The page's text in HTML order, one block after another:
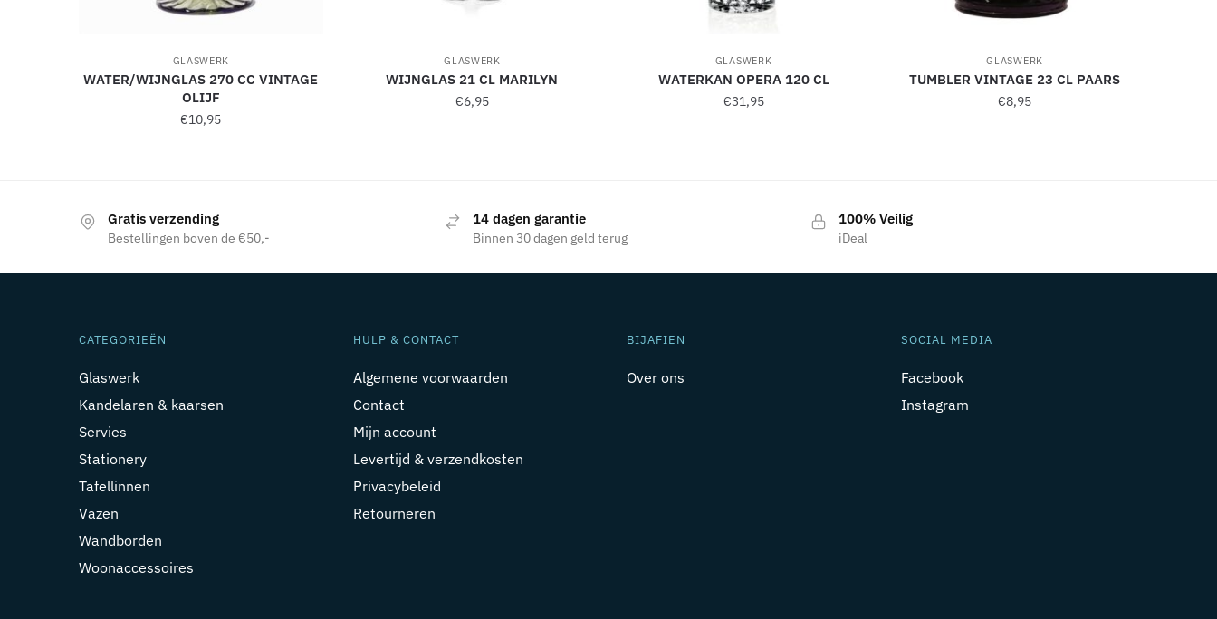
GLASWERK
WATER/WIJNGLAS 270 CC VINTAGE
OLIJF
€10,95
GLASWERK
WIJNGLAS 21 CL MARILYN
€6,95
GLASWERK
WATERKAN OPERA 120 CL
€31,95
GLASWERK
TUMBLER VINTAGE 23 CL PAARS
€8,95
Gratis verzending
Bestellingen boven de €50,-
14 dagen garantie
Binnen 30 dagen geld terug
100% Veilig
iDeal
CATEGORIEËN
Glaswerk
Kandelaren & kaarsen
Servies
Stationery
Tafellinnen
Vazen
Wandborden
Woonaccessoires
HULP & CONTACT
Algemene voorwaarden
Contact
Mijn account
Levertijd & verzendkosten
Privacybeleid
Retourneren
BIJAFIEN
Over ons
SOCIAL MEDIA
Facebook
Instagram